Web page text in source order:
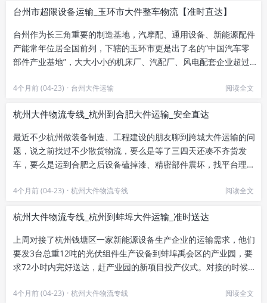
台州市超限设备运输_玉环市大件整车物流【准时直达】
台州作为长三角重要的制造基地，汽摩配、通用设备、新能源配件
产能常年位居全国前列，下辖的玉环市更是出了名的“中国汽车零
部件产业基地”，大大小小的机床厂、汽配厂、风电配套企业超过
4个月前 (04-23) · 台州大件运输 阅读全文
杭州大件物流专线_杭州到合肥大件运输_安全直达
最近不少杭州做装备制造、工程建设的朋友聊到跨城大件运输的问
题，说之前找过不少散货物流，要么是等了三四天还凑不齐货发
车，要么是运到合肥之后设备磕掉漆、精密部件震坏，找平台理赔
4个月前 (04-23) · 杭州大件物流专线 阅读全文
杭州大件物流专线_杭州到蚌埠大件运输_准时送达
上周对接了杭州钱塘区一家新能源设备生产企业的运输需求，他们
要发3台总重12吨的光伏组件生产设备到蚌埠禹会区的产业园，要
求72小时内完好送达，赶产业园的新项目投产仪式。对接的时候客
4个月前 (04-23) · 杭州大件物流专线 阅读全文